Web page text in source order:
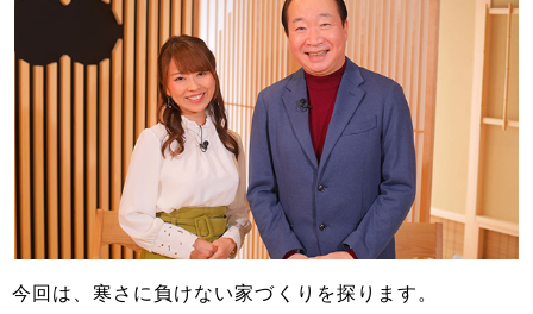
今回は、寒さに負けない家づくりを探ります。